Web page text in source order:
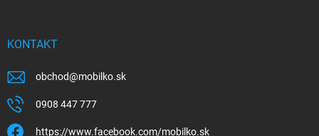
KONTAKT
obchod@mobilko.sk
0908 447 777
https://www.facebook.com/mobilko.sk